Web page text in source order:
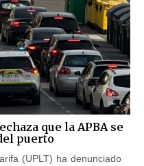
que la APBA se
puerto
(UPLT) ha denunciado